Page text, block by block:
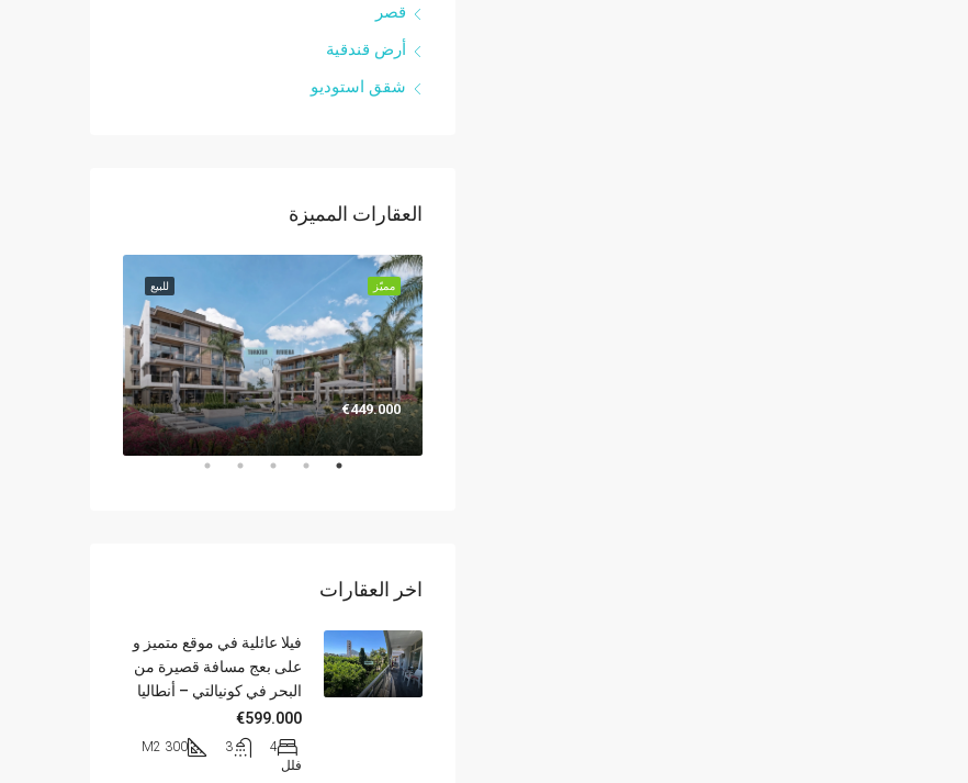
قصر
أرض قندقية
شقق استوديو
العقارات المميزة
للبيع مميّز
€449.000
اخر العقارات
فيلا عائلية في موقع متميز و
على بعج مسافة قصيرة من
البحر في كونيالتي – أنطاليا
€599.000
4
3
300 M2
فلل